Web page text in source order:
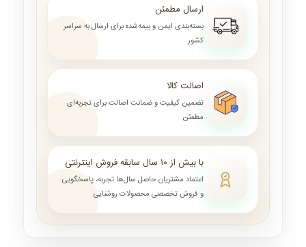
ارسال مطمئن
بسته‌بندی ایمن و بیمه‌شده برای ارسال به سراسر
کشور
اصالت کالا
تضمین کیفیت و ضمانت اصالت برای تجربه‌ای
مطمئن
با بیش از ۱۰ سال سابقه فروش اینترنتی
اعتماد مشتریان حاصل سال‌ها تجربه، پاسخگویی
و فروش تخصصی محصولات روشنایی